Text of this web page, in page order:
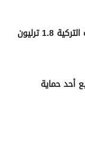
فاتورة “خدمة الدين” تكبد الخزانة التركية 1.8 ترليون
أحد حماية